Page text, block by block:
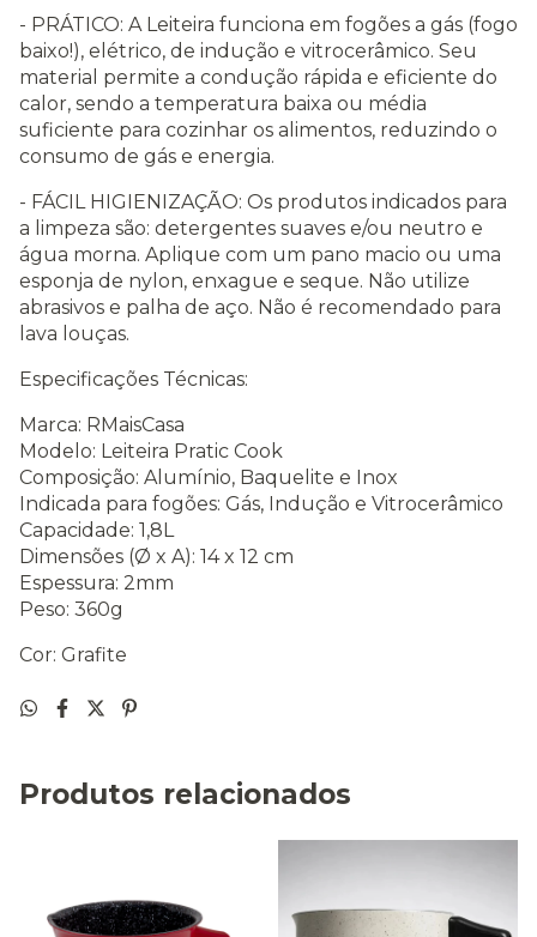
- PRÁTICO: A Leiteira funciona em fogões a gás (fogo
baixo!), elétrico, de indução e vitrocerâmico. Seu
material permite a condução rápida e eficiente do
calor, sendo a temperatura baixa ou média
suficiente para cozinhar os alimentos, reduzindo o
consumo de gás e energia.
- FÁCIL HIGIENIZAÇÃO: Os produtos indicados para
a limpeza são: detergentes suaves e/ou neutro e
água morna. Aplique com um pano macio ou uma
esponja de nylon, enxague e seque. Não utilize
abrasivos e palha de aço. Não é recomendado para
lava louças.
Especificações Técnicas:
Marca: RMaisCasa
Modelo: Leiteira Pratic Cook
Composição: Alumínio, Baquelite e Inox
Indicada para fogões: Gás, Indução e Vitrocerâmico
Capacidade: 1,8L
Dimensões (Ø x A): 14 x 12 cm
Espessura: 2mm
Peso: 360g
Cor: Grafite
Produtos relacionados